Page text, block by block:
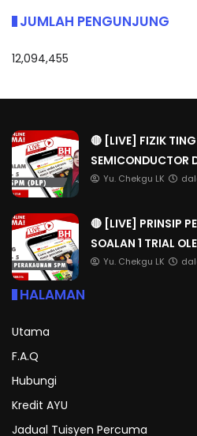
JUMLAH PENGUNJUNG
12,094,455
🔴 [LIVE] FIZIK
SEMICONDUCTOR
Yu. Chekgu LK
🔴 [LIVE] PRINSIP
SOALAN 1 TRIAL
Yu. Chekgu LK
HALAMAN
Utama
F.A.Q
Hubungi
Kredit AYU
Jadual Tuisyen Percuma